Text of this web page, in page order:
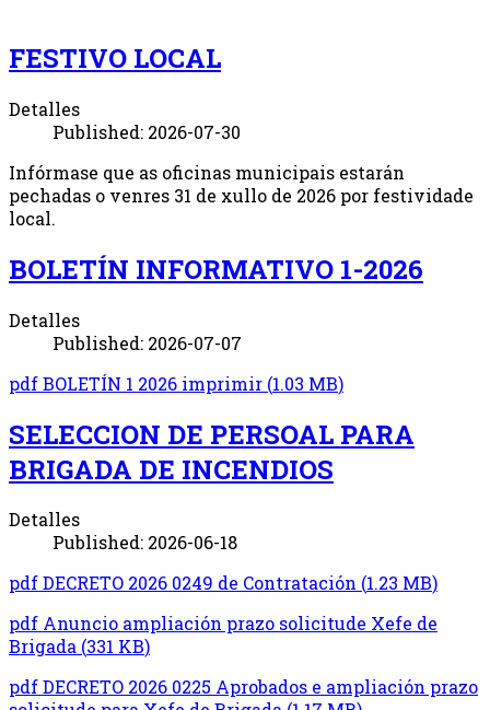
FESTIVO LOCAL
Detalles
Published: 2026-07-30
Infórmase que as oficinas municipais estarán
pechadas o venres 31 de xullo de 2026 por festividade
local.
BOLETÍN INFORMATIVO 1-2026
Detalles
Published: 2026-07-07
pdfBOLETÍN 1 2026 imprimir (1.03 MB)
SELECCION DE PERSOAL PARA
BRIGADA DE INCENDIOS
Detalles
Published: 2026-06-18
pdfDECRETO 2026 0249 de Contratación (1.23 MB)
pdf Anuncio ampliación prazo solicitude Xefe de
Brigada (331 KB)
pdfDECRETO 2026 0225 Aprobados e ampliación prazo